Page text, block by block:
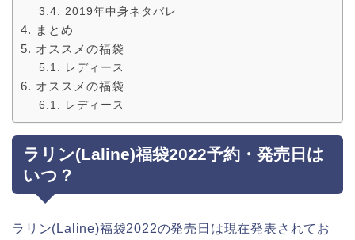
2019年中身ネタバレ
まとめ
オススメの福袋
レディース
オススメの福袋
レディース
ラリン(Laline)福袋2022予約・発売日は
いつ？
ラリン(Laline)福袋2022の発売日は現在発表されてお